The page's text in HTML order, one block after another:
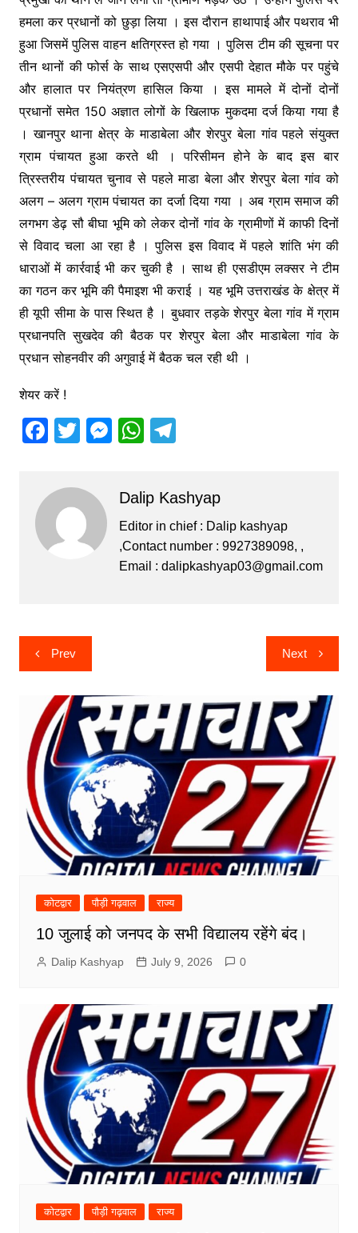
b
o
o
k
e
n
g
er
A
p
p
a
m
हमला कर प्रधानों को छुड़ा लिया । इस दौरान हाथापाई और पथराव भी
हुआ जिसमें पुलिस वाहन क्षतिग्रस्त हो गया । पुलिस टीम की सूचना पर
तीन थानों की फोर्स के साथ एसएसपी और एसपी देहात मौके पर पहुंचे
और हालात पर नियंत्रण हासिल किया । इस मामले में दोनों दोनों
प्रधानों समेत 150 अज्ञात लोगों के खिलाफ मुकदमा दर्ज किया गया है
। खानपुर थाना क्षेत्र के माडाबेला और शेरपुर बेला गांव पहले संयुक्त
ग्राम पंचायत हुआ करते थी । परिसीमन होने के बाद इस बार
त्रिस्तरीय पंचायत चुनाव से पहले माडा बेला और शेरपुर बेला गांव को
अलग – अलग ग्राम पंचायत का दर्जा दिया गया । अब ग्राम समाज की
लगभग डेढ़ सौ बीघा भूमि को लेकर दोनों गांव के ग्रामीणों में काफी दिनों
से विवाद चला आ रहा है । पुलिस इस विवाद में पहले शांति भंग की
धाराओं में कार्रवाई भी कर चुकी है । साथ ही एसडीएम लक्सर ने टीम
का गठन कर भूमि की पैमाइश भी कराई । यह भूमि उत्तराखंड के क्षेत्र में
ही यूपी सीमा के पास स्थित है । बुधवार तड़के शेरपुर बेला गांव में ग्राम
प्रधानपति सुखदेव की बैठक पर शेरपुर बेला और माडाबेला गांव के
प्रधान सोहनवीर की अगुवाई में बैठक चल रही थी ।
शेयर करें !
F
c
e
b
o
T
itt
er
M
s
e
n
W
s
A
p
T
gr
a
m
Dalip Kashyap
Editor in chief : Dalip kashyap
,Contact number : 9927389098, ,
Email : dalipkashyap03@gmail.com
Post
navigation
Prev Next
कोटद्वार पौड़ी गढ़वाल राज्य
10 जुलाई को जनपद के सभी विद्यालय रहेंगे बंद।
Dalip Kashyap July 9, 2026 0
कोटद्वार पौड़ी गढ़वाल राज्य